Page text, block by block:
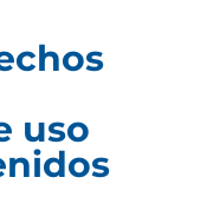
uso